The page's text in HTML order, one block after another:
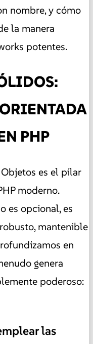
nombre, y cómo
la manera
potentes.
PHP
es el pilar
moderno.
es opcional, es
mantenible
en
genera
poderoso:
las